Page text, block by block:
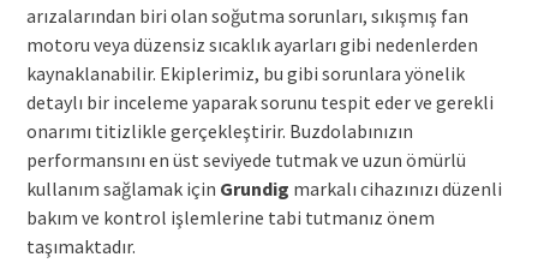
arızalarından biri olan soğutma sorunları, sıkışmış fan
motoru veya düzensiz sıcaklık ayarları gibi nedenlerden
kaynaklanabilir. Ekiplerimiz, bu gibi sorunlara yönelik
detaylı bir inceleme yaparak sorunu tespit eder ve gerekli
onarımı titizlikle gerçekleştirir. Buzdolabınızın
performansını en üst seviyede tutmak ve uzun ömürlü
kullanım sağlamak için Grundig markalı cihazınızı düzenli
bakım ve kontrol işlemlerine tabi tutmanız önem
taşımaktadır.